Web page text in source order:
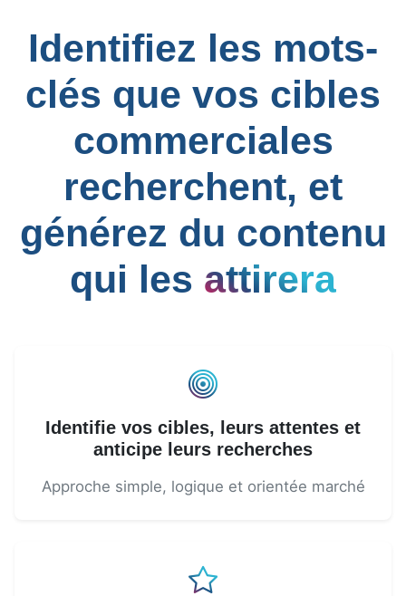
Identifiez les mots-
clés que vos cibles
commerciales
recherchent, et
générez du contenu
qui les attirera
Identifie vos cibles, leurs attentes et
anticipe leurs recherches
Approche simple, logique et orientée marché